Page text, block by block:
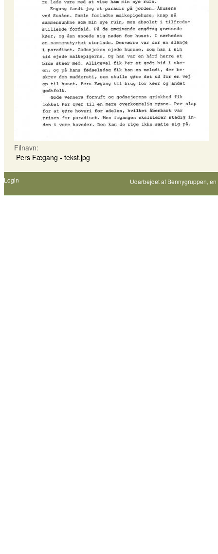
Filnavn:
Pers Fægang - tekst.jpg
Login Udarbejdet af Bennygruppen,